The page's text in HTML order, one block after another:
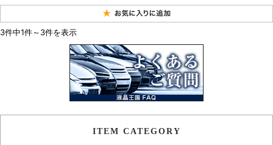
3件中1件～3件を表示
ITEM CATEGORY